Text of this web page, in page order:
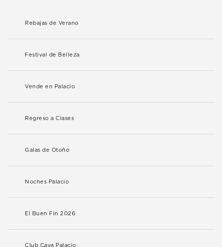
Rebajas de Verano
Festival de Belleza
Vende en Palacio
Regreso a Clases
Galas de Otoño
Noches Palacio
El Buen Fin 2026
Club Cava Palacio